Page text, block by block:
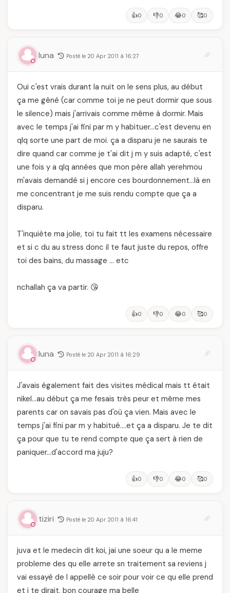
👍0 👎0 😂0 🥰0
luna Posté le 20 Apr 2011 à 16:27
Oui c'est vrais durant la nuit on le sens plus, au début
ça me gêné (car comme toi je ne peut dormir que sous
le silence) mais j'arrivais comme même à dormir. Mais
avec le temps j'ai fini par m y habituer…c'est devenu en
qlq sorte une part de moi. ça a disparu je ne saurais te
dire quand car comme je t'ai dit j m y suis adapté, c'est
une fois y a qlq années que mon père allah yerehmou
m'avais demandé si j encore ces bourdonnement…là en
me concentrant je me suis rendu compte que ça a
disparu.
T'inquiète ma jolie, toi tu fait tt les examens nécessaire
et si c du au stress donc il te faut juste du repos, offre
toi des bains, du massage … etc
nchallah ça va partir. 😘
👍0 👎0 😂0 🥰0
luna Posté le 20 Apr 2011 à 16:29
J'avais également fait des visites médical mais tt était
nikel…au début ça me fesais très peur et même mes
parents car on savais pas d'où ça vien. Mais avec le
temps j'ai fini par m y habitué….et ça a disparu. Je te dit
ça pour que tu te rend compte que ça sert à rien de
paniquer…d'accord ma juju?
👍0 👎0 😂0 🥰0
tiziri Posté le 20 Apr 2011 à 16:41
juva et le medecin dit koi, jai une soeur qu a le meme
probleme des qu elle arrete sn traitement sa reviens j
vai essayè de l appellè ce soir pour voir ce qu elle prend
et j te dirait. bon courage ma belle